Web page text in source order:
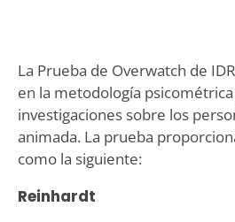
La Prueba de Overwatch de
en la metodología psicométrica
investigaciones sobre los
animada. La prueba
como la siguiente:
Reinhardt